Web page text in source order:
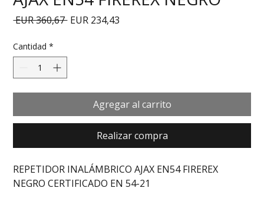
EUR 360,67 Precio
EUR 234,43
Cantidad *
Agregar al carrito
Realizar compra
REPETIDOR INALÁMBRICO AJAX EN54 FIREREX
NEGRO CERTIFICADO EN 54-21